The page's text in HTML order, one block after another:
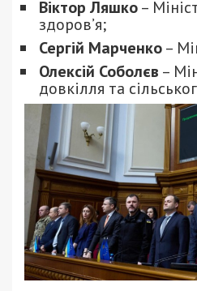
Віктор Ляшко–
здоров’я;
Сергій Марченко–
Олексій Соболєв –
довкілля та